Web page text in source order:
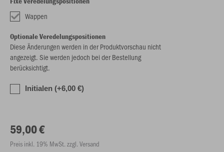
Wappen
Optionale Veredelungspositionen
Diese Änderungen werden in der Produktvorschau nicht
angezeigt. Sie werden jedoch bei der Bestellung
berücksichtigt.
Initialen (+6,00 €)
59,00 €
Preis inkl. 19% MwSt. zzgl. Versand